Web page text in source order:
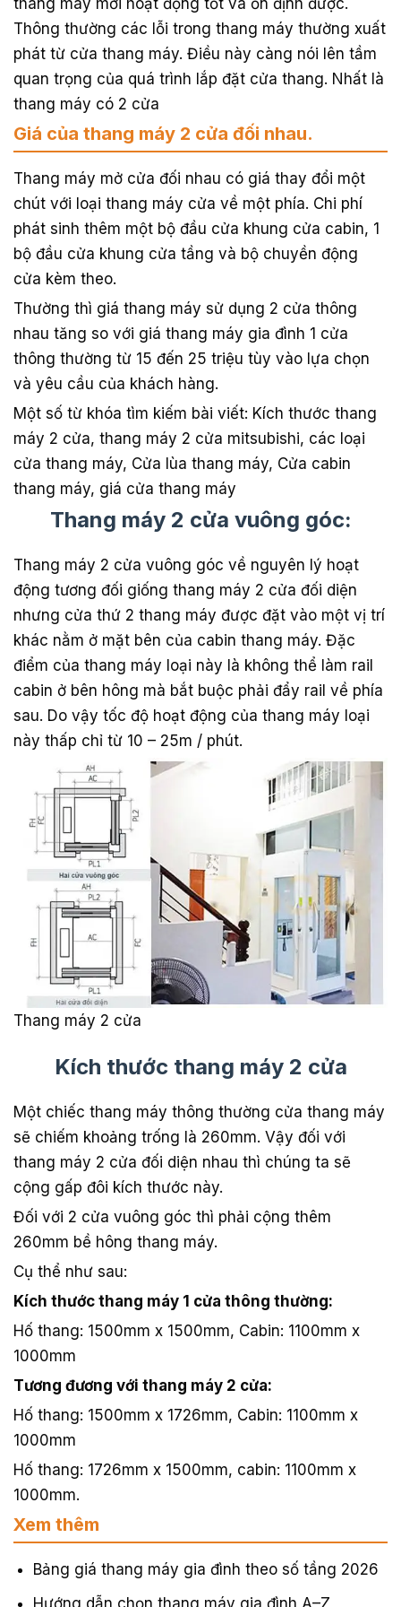
Thông thường các lỗi trong thang máy thường xuất
phát từ cửa thang máy. Điều này càng nói lên tầm
quan trọng của quá trình lắp đặt cửa thang. Nhất là
thang máy có 2 cửa
Giá của thang máy 2 cửa đối nhau.
Thang máy mở cửa đối nhau có giá thay đổi một
chút với loại thang máy cửa về một phía. Chi phí
phát sinh thêm một bộ đầu cửa khung cửa cabin, 1
bộ đầu cửa khung cửa tầng và bộ chuyền động
cửa kèm theo.
Thường thì giá thang máy sử dụng 2 cửa thông
nhau tăng so với giá thang máy gia đình 1 cửa
thông thường từ 15 đến 25 triệu tùy vào lựa chọn
và yêu cầu của khách hàng.
Một số từ khóa tìm kiếm bài viết: Kích thước thang
máy 2 cửa, thang máy 2 cửa mitsubishi, các loại
cửa thang máy, Cửa lùa thang máy, Cửa cabin
thang máy, giá cửa thang máy
Thang máy 2 cửa vuông góc:
Thang máy 2 cửa vuông góc về nguyên lý hoạt
động tương đối giống thang máy 2 cửa đối diện
nhưng cửa thứ 2 thang máy được đặt vào một vị trí
khác nằm ở mặt bên của cabin thang máy. Đặc
điểm của thang máy loại này là không thể làm rail
cabin ở bên hông mà bắt buộc phải đẩy rail về phía
sau. Do vậy tốc độ hoạt động của thang máy loại
này thấp chỉ từ 10 – 25m / phút.
Thang máy 2 cửa
Kích thước thang máy 2 cửa
Một chiếc thang máy thông thường cửa thang máy
sẽ chiếm khoảng trống là 260mm. Vậy đối với
thang máy 2 cửa đối diện nhau thì chúng ta sẽ
cộng gấp đôi kích thước này.
Đối với 2 cửa vuông góc thì phải cộng thêm
260mm bề hông thang máy.
Cụ thể như sau:
Kích thước thang máy 1 cửa thông thường:
Hố thang: 1500mm x 1500mm, Cabin: 1100mm x
1000mm
Tương đương với thang máy 2 cửa:
Hố thang: 1500mm x 1726mm, Cabin: 1100mm x
1000mm
Hố thang: 1726mm x 1500mm, cabin: 1100mm x
1000mm.
Xem thêm
Bảng giá thang máy gia đình theo số tầng 2026
Hướng dẫn chọn thang máy gia đình A–Z